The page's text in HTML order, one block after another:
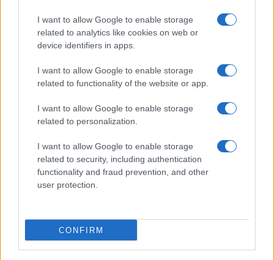
I want to allow Google to enable storage
related to analytics like cookies on web or
device identifiers in apps.
I want to allow Google to enable storage
related to functionality of the website or app.
I want to allow Google to enable storage
related to personalization.
I want to allow Google to enable storage
related to security, including authentication
functionality and fraud prevention, and other
user protection.
CONFIRM
Facebook
Cookie Policy
Globalscience
Globalsport
Megachip
GiULia
Prima Pagina
Giornale dello
Spettacolo
Wondernet
Giuliana Sgrena